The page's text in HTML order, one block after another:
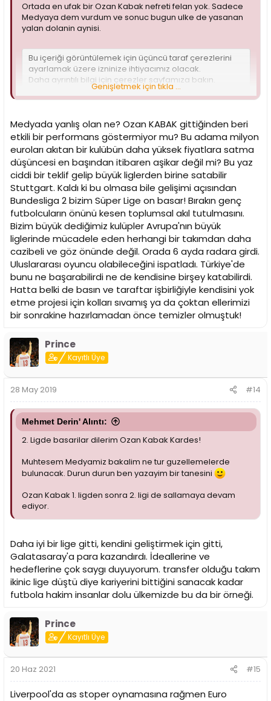
Ortada en ufak bir Ozan Kabak nefreti felan yok. Sadece
Medyaya dem vurdum ve sonuc bugun ulke de yasanan
yalan dolanin aynisi.
Bu içeriği görüntülemek için üçüncü taraf çerezlerini
ayarlamak üzere izninize ihtiyacımız olacak.
Daha ayrıntılı bilgi için çerezler sayfamıza bakın.
Üçüncü taraf tanımlama bilgilerini kabul et
Genişletmek için tıkla ...
Medyada yanlış olan ne? Ozan KABAK gittiğinden beri
etkili bir performans göstermiyor mu? Bu adama milyon
euroları akıtan bir kulübün daha yüksek fiyatlara satma
düşüncesi en başından itibaren aşikar değil mi? Bu yaz
ciddi bir teklif gelip büyük liglerden birine satabilir
Stuttgart. Kaldı ki bu olmasa bile gelişimi açısından
Bundesliga 2 bizim Süper Lige on basar! Bırakın genç
futbolcuların önünü kesen toplumsal akıl tutulmasını.
Bizim büyük dediğimiz kulüpler Avrupa'nın büyük
liglerinde mücadele eden herhangi bir takımdan daha
cazibeli ve göz önünde değil. Orada 6 ayda radara girdi.
Uluslararası oyuncu olabileceğini ispatladı. Türkiye'de
bunu ne başarabilirdi ne de kendisine birşey katabilirdi.
Hatta belki de basın ve taraftar işbirliğiyle kendisini yok
etme projesi için kolları sıvamış ya da çoktan ellerimizi
bir sonrakine hazırlamadan önce temizler olmuştuk!
Prince
Kayıtlı Üye
28 May 2019 #14
Mehmet Derin' Alıntı:
2. Ligde basarilar dilerim Ozan Kabak Kardes!
Muhtesem Medyamiz bakalim ne tur guzellemelerde
bulunacak. Durun durun ben yazayim bir tanesini
Ozan Kabak 1. ligden sonra 2. ligi de sallamaya devam
ediyor.
Daha iyi bir lige gitti, kendini geliştirmek için gitti,
Galatasaray'a para kazandırdı. İdeallerine ve
hedeflerine çok saygı duyuyorum. transfer olduğu takım
ikinic lige düştü diye kariyerini bittiğini sanacak kadar
futbola hakim insanlar dolu ülkemizde bu da bir örneği.
Prince
Kayıtlı Üye
20 Haz 2021 #15
Liverpool'da as stoper oynamasına rağmen Euro